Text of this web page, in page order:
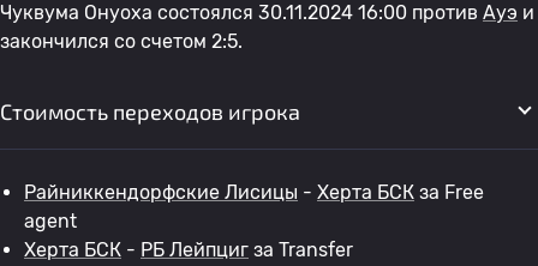
Чуквума Онуоха состоялся 30.11.2024 16:00 против Ауэ и
закончился со счетом 2:5.
Стоимость переходов игрока
Райниккендорфские Лисицы - Херта БСК за Free
agent
Херта БСК - РБ Лейпциг за Transfer